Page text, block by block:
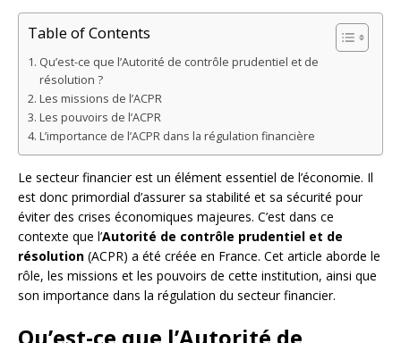
Table of Contents
Qu’est-ce que l’Autorité de contrôle prudentiel et de
résolution ?
Les missions de l’ACPR
Les pouvoirs de l’ACPR
L’importance de l’ACPR dans la régulation financière
Le secteur financier est un élément essentiel de l’économie. Il
est donc primordial d’assurer sa stabilité et sa sécurité pour
éviter des crises économiques majeures. C’est dans ce
contexte que l’Autorité de contrôle prudentiel et de
résolution (ACPR) a été créée en France. Cet article aborde le
rôle, les missions et les pouvoirs de cette institution, ainsi que
son importance dans la régulation du secteur financier.